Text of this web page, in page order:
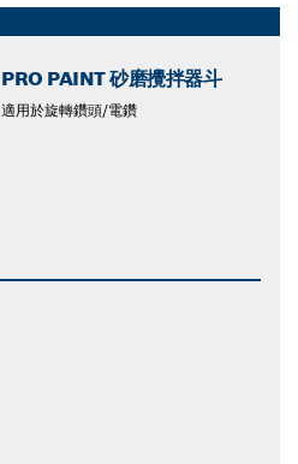
PRO PAINT 砂磨攪拌器斗
適用於旋轉鑽頭/電鑽